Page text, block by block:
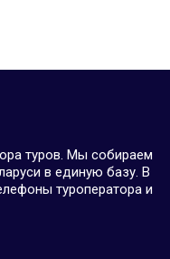
туров. Мы собираем
в единую базу. В
туроператора и